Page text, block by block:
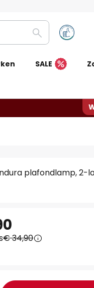
Zoeken
SALE
plafondlamp, 2-
€ 34,90